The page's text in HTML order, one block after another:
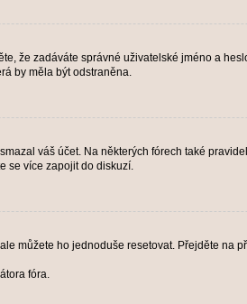
že zadáváte správné uživatelské jméno a
by měla být odstraněna.
váš účet. Na některých fórech také
se více zapojit do diskuzí.
můžete ho jednoduše resetovat. Přejděte na
fóra.